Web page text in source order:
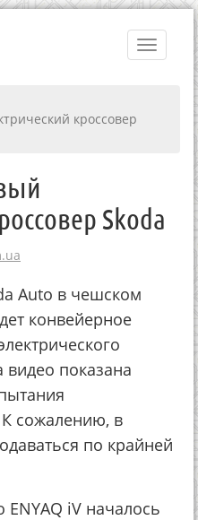
Toggle
кроссовер
Skoda
Auto в чешском
конвейерное
видео показана
сожалению, в
по крайней
iV началось